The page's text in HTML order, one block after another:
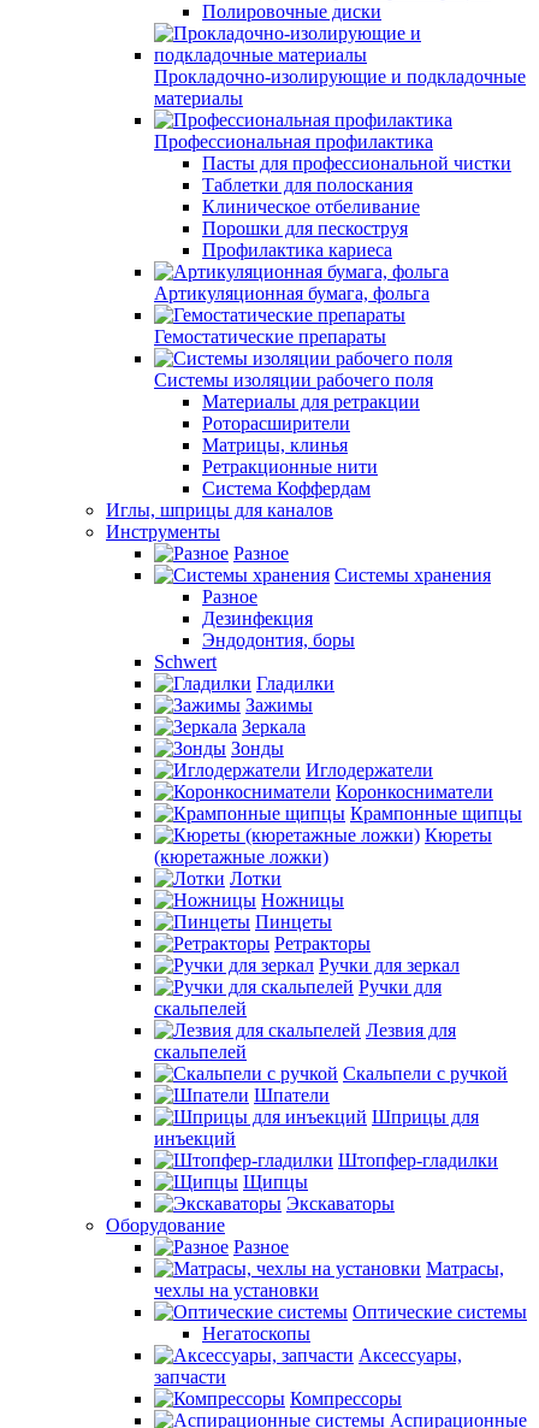
Полировочные диски
Прокладочно-изолирующие и подкладочные
материалы
Профессиональная профилактика
Пасты для профессиональной чистки
Таблетки для полоскания
Клиническое отбеливание
Порошки для пескоструя
Профилактика кариеса
Артикуляционная бумага, фольга
Гемостатические препараты
Системы изоляции рабочего поля
Материалы для ретракции
Роторасширители
Матрицы, клинья
Ретракционные нити
Система Коффердам
Иглы, шприцы для каналов
Инструменты
Разное
Системы хранения
Разное
Дезинфекция
Эндодонтия, боры
Schwert
Гладилки
Зажимы
Зеркала
Зонды
Иглодержатели
Коронкосниматели
Крампонные щипцы
Кюреты
(кюретажные ложки)
Лотки
Ножницы
Пинцеты
Ретракторы
Ручки для зеркал
Ручки для
скальпелей
Лезвия для
скальпелей
Скальпели с ручкой
Шпатели
Шприцы для
инъекций
Штопфер-гладилки
Щипцы
Экскаваторы
Оборудование
Разное
Матрасы,
чехлы на установки
Оптические системы
Негатоскопы
Аксессуары,
запчасти
Компрессоры
Аспирационные